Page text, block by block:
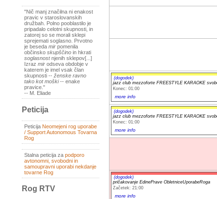
"Nič manj značilna ni enakost
pravic v staroslovanskih
družbah. Polno pooblastilo je
pripadalo celotni skupnosti, in
zatorej so se morali sklepi
sprejemati soglasno. Prvotno
je beseda mir pomenila
občinsko skupščino in hkrati
soglasnostnjenih sklepov[...]
Izraz mir odseva obdobje v
katerem je imel vsak član
skupnosti -- ženske ravno
tako kot moški-- enake
pravice."
-- M. Eliade
Peticija
Peticija Neomejeni rog uporabe
/ Support Autonomous Tovarna
Rog
Stalna peticija za podporo
avtonomni, svobodni in
samoupravni uporabi nekdanje
tovarne Rog
Rog RTV
(dogodek)
jazz club mezzoforte FREESTYLE KARAOKE
Konec: 01:00
more info
(dogodek)
jazz club mezzoforte FREESTYLE KARAOKE
Konec: 01:00
more info
(dogodek)
pričakovanje EdinePrave ObletniceUporabeRoga
Začetek: 21:00
more info